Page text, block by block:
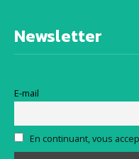
Newsletter
E-mail
En continuant, vous